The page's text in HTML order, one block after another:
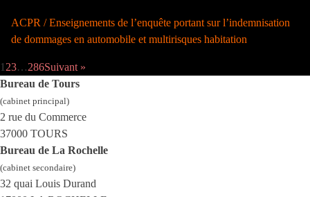
ACPR / Enseignements de l’enquête portant sur l’indemnisation
de dommages en automobile et multirisques habitation
123…286Suivant »
Bureau de Tours
(cabinet principal)
2 rue du Commerce
37000 TOURS
Bureau de La Rochelle
(cabinet secondaire)
32 quai Louis Durand